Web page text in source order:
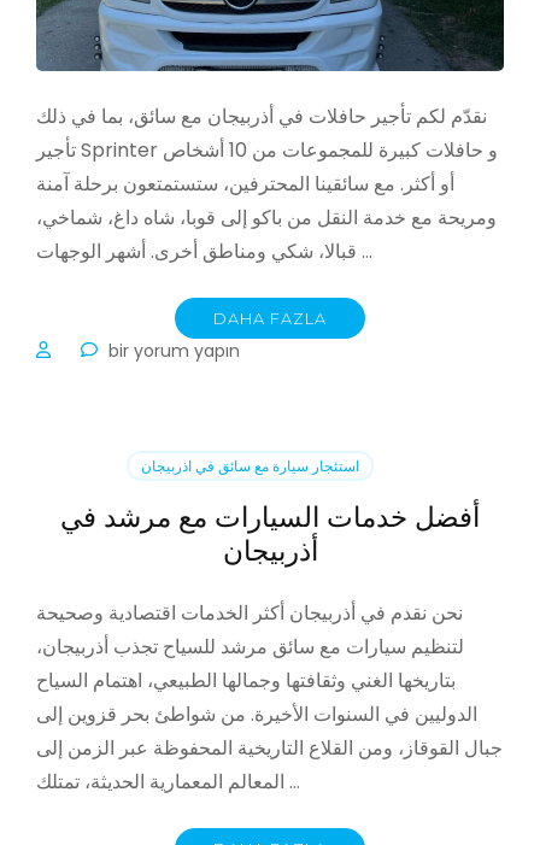
نقدّم لكم تأجير حافلات في أذربيجان مع سائق، بما في ذلك
تأجير Sprinter و حافلات كبيرة للمجموعات من 10 أشخاص
أو أكثر. مع سائقينا المحترفين، ستستمتعون برحلة آمنة
ومريحة مع خدمة النقل من باكو إلى قوبا، شاه داغ، شماخي،
قبالا، شكي ومناطق أخرى. أشهر الوجهات …
DAHA FAZLA
السفر
حجز
مع
bir yorum yapın
استئجار سيارة مع سائق في اذربيجان
أفضل خدمات السيارات مع مرشد في
أذربيجان
نحن نقدم في أذربيجان أكثر الخدمات اقتصادية وصحيحة
لتنظيم سيارات مع سائق مرشد للسياح تجذب أذربيجان،
بتاريخها الغني وثقافتها وجمالها الطبيعي، اهتمام السياح
الدوليين في السنوات الأخيرة. من شواطئ بحر قزوين إلى
جبال القوقاز، ومن القلاع التاريخية المحفوظة عبر الزمن إلى
المعالم المعمارية الحديثة، تمتلك …